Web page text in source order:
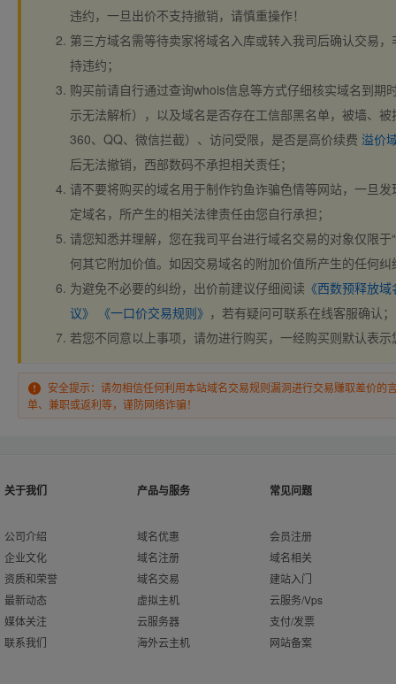
违约，一旦出价不支持撤销，请慎重操作！
第三方域名需等待卖家将域名入库或转入我司后确认交易
持违约；
购买前请自行通过查询whois信息等方式仔细核实域名到期
示无法解析），以及域名是否存在工信部黑名单，被墙、
360、QQ、微信拦截）、访问受限，是否是高价续费 溢价
后无法撤销，西部数码不承担相关责任；
请不要将购买的域名用于制作钓鱼诈骗色情等网站，一旦
定域名，所产生的相关法律责任由您自行承担；
请您知悉并理解，您在我司平台进行域名交易的对象仅限于
何其它附加价值。如因交易域名的附加价值所产生的任何
为避免不必要的纠纷，出价前建议仔细阅读 《西数预释放
议》
《一口价交易规则》 ，若有疑问可联系在线客服确认；
若您不同意以上事项，请勿进行购买，一经购买则默认表
安全提示：请勿相信任何利用本站域名交易规则漏洞进行交易赚取差价的
单、兼职或返利等，谨防网络诈骗！
关于我们
公司介绍
企业文化
资质和荣誉
最新动态
媒体关注
联系我们
产品与服务
域名优惠
域名注册
域名交易
虚拟主机
云服务器
海外云主机
常见问题
会员注册
域名相关
建站入门
云服务/Vps
支付/发票
网站备案